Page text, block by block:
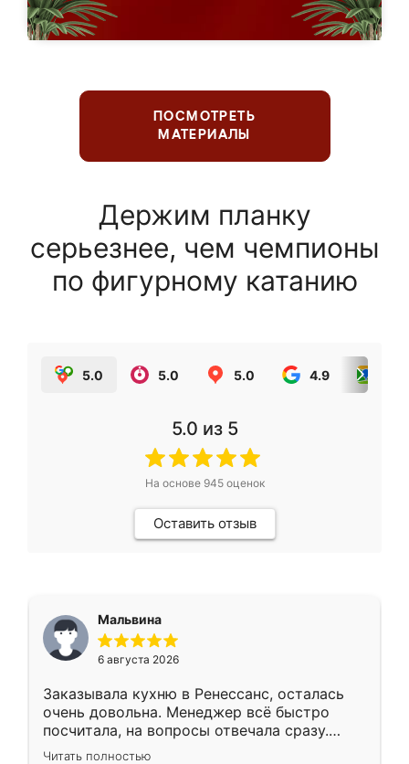
ПОСМОТРЕТЬ
МАТЕРИАЛЫ
Держим планку
серьезнее, чем чемпионы
по фигурному катанию
5.0 5.0 5.0 4.9
5.0 из 5
На основе 945оценок
Оставить отзыв
Мальвина
6 августа 2026
Заказывала кухню в Ренессанс, осталась
очень довольна. Менеджер всё быстро
посчитала, на вопросы отвечала сразу.
Замерщик приехал в субботу, подошёл к
Читать полностью